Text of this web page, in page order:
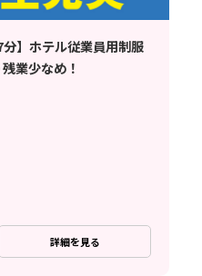
分】ホテル従業員用制服
業少なめ！
詳細を見る